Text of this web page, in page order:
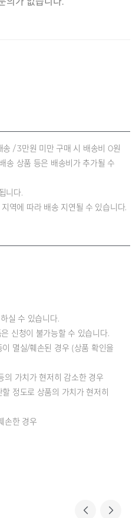
/ 3만원 미만 구매 시 배송비 0원
송 상품 등은 배송비가 추가될 수
니다.
역에 따라 배송 지연될 수 있습니다.
실 수 있습니다.
신청이 불가능할 수 있습니다.
멸실/훼손된 경우 (상품 확인을
의 가치가 현저히 감소한 경우
정도로 상품의 가치가 현저히
손한 경우